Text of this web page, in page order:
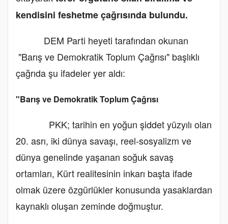
kendisini feshetme çağrısında bulundu.
DEM Parti heyeti tarafından okunan
"Barış ve Demokratik Toplum Çağrısı" başlıklı
çağrıda şu ifadeler yer aldı:
"Barış ve Demokratik Toplum Çağrısı
PKK; tarihin en yoğun şiddet yüzyılı olan
20. asrı, iki dünya savaşı, reel-sosyalizm ve
dünya genelinde yaşanan soğuk savaş
ortamları, Kürt realitesinin inkarı başta ifade
olmak üzere özgürlükler konusunda yasaklardan
kaynaklı oluşan zeminde doğmuştur.